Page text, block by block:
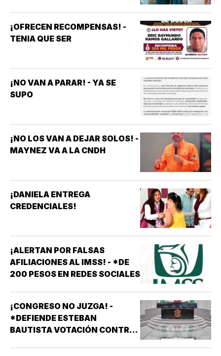
¡OFRECEN RECOMPENSAS! -
TENIA QUE SER
¡NO VAN A PARAR! - YA SE
SUPO
¡NO LOS VAN A DEJAR SOLOS! -
MAYNEZ VA A LA CNDH
¡DANIELA ENTREGA
CREDENCIALES!
¡ALERTAN POR FALSAS
AFILIACIONES AL IMSS! - *DE
200 PESOS EN REDES SOCIALES
¡CONGRESO NO JUZGA! -
*DEFIENDE ESTEBAN
BAUTISTA VOTACIÓN CONTRA